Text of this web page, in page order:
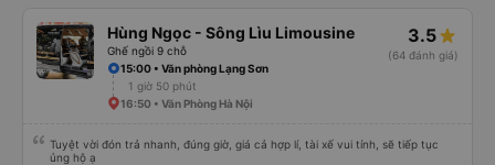
Hùng Ngọc - Sông Lìu Limousine
Ghế ngồi 9 chỗ
3.5
(64 đánh giá)
15:00 • Văn phòng Lạng Sơn
1 giờ 50 phút
16:50 • Văn Phòng Hà Nội
Tuyệt vời đón trả nhanh, đúng giờ, giá cả hợp lí, tài xế vui tính, sẽ tiếp tục
ủng hộ ạ